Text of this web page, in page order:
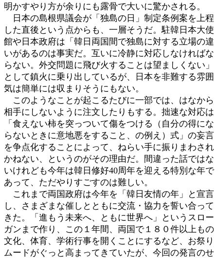
明かすやり方が余りにも露骨で大いに驚かされる。
日本の島根県議会が「独島の日」制定条例案を上程
した直後という点からも、一層そうだ。駐韓日本大使
館や日本政府は「韓日両国間で独島に対する立場の違
いがあるのは事実だ。互いに冷静に対応しなければな
らない。外交問題に飛び火することは望ましくない」
として鎮火に乗り出しているが、日本を非難する雰囲
気は簡単には収まりそうにもない。
このようなことが起こるたびに一部では、はなから
相手にしないように注文したりもする。拙速な対応は
「食えない柿を突っついて傷をつける（自分の得にな
らないときに意地悪をすること、の例え）式」の妄言
を争点化することによって、ねらい手に振りまわされ
かねない、というのがその理由だ。間違った話ではな
いけれども今年は韓日修好40周年を迎える特別な年で
あって、ただやりすごすのは難しい。
これまで両国政府は今年を「韓日友情の年」と宣言
し、さまざまな催しとともに交流・協力を誓い合って
きた。「進もう未来へ、ともに世界へ」というスロー
ガンまで作り、この１年間、両国で１８０件以上もの
文化、体育、学術行事を開くことにするなど、お祭り
ムードがぐっと高まってきていたが、今回の発言のせ